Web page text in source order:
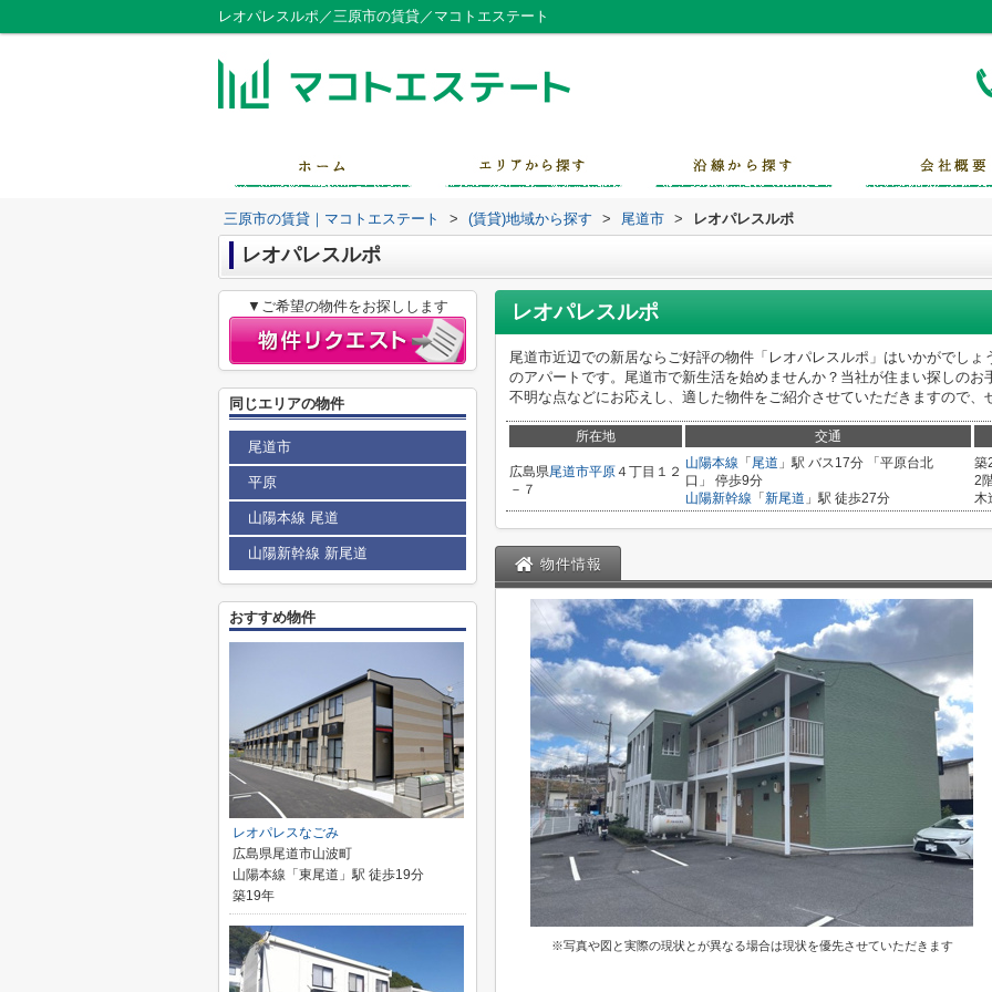
レオパレスルポ／三原市の賃貸／マコトエステート
三原市の賃貸｜マコトエステート > (賃貸)地域から探す > 尾道市 > レオパレスルポ
レオパレスルポ
レオパレスルポ
尾道市近辺での新居ならご好評の物件「レオパレスルポ」はいかがでし
のアパートです。尾道市で新生活を始めませんか？当社が住まい探しの
不明な点などにお応えし、適した物件をご紹介させていただきますので、
所在地 交通
広島県尾道市平原４丁目１２
－７
山陽本線 「 尾道 」駅 バス17分 「平原台北
口」 停歩9分
山陽新幹線 「 新尾道 」駅 徒歩27分
築
2
木
物件情報
※写真や図と実際の現状とが異なる場合は現状を優先させていただきます
▼ご希望の物件をお探しします
同じエリアの物件
尾道市
平原
山陽本線 尾道
山陽新幹線 新尾道
おすすめ物件
レオパレスなごみ
広島県尾道市山波町
山陽本線「東尾道」駅 徒歩19分
築19年